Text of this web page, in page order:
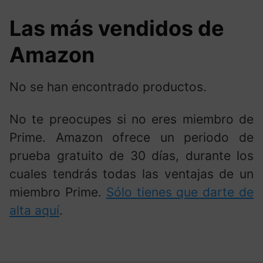
Las más vendidos de
Amazon
No se han encontrado productos.
No te preocupes si no eres miembro de
Prime. Amazon ofrece un periodo de
prueba gratuito de 30 días, durante los
cuales tendrás todas las ventajas de un
miembro Prime. Sólo tienes que darte de
alta aquí.